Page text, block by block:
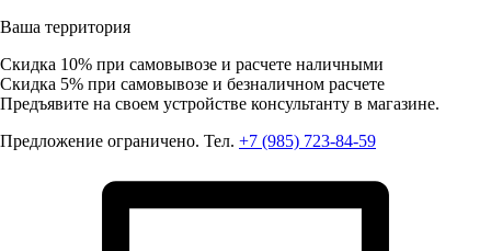
Ваша территория
Скидка 10% при самовывозе и расчете наличными
Скидка 5% при самовывозе и безналичном расчете
Предъявите на своем устройстве консультанту в магазине.
Предложение ограничено. Тел. +7 (985) 723-84-59